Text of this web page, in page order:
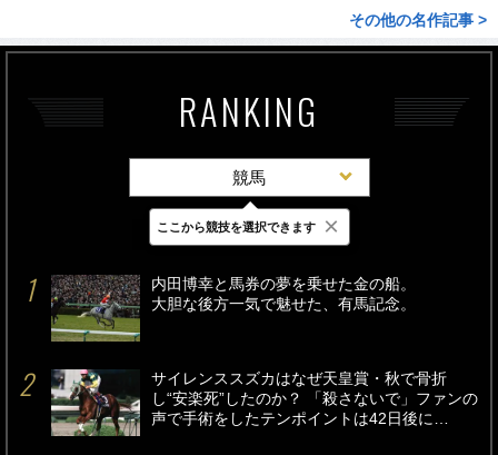
その他の名作記事 >
RANKING
競馬
最新 24時間 週間
内田博幸と馬券の夢を乗せた金の船。
大胆な後方一気で魅せた、有馬記念。
サイレンススズカはなぜ天皇賞・秋で骨折
し“安楽死”したのか？ 「殺さないで」ファンの
声で手術をしたテンポイントは42日後に…
ここから競技を選択できます ×